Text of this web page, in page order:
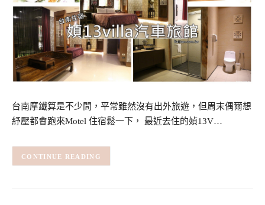
台南摩鐵算是不少間，平常雖然沒有出外旅遊，但周末偶爾想
紓壓都會跑來Motel 住宿鬆一下， 最近去住的媜13V…
CONTINUE READING